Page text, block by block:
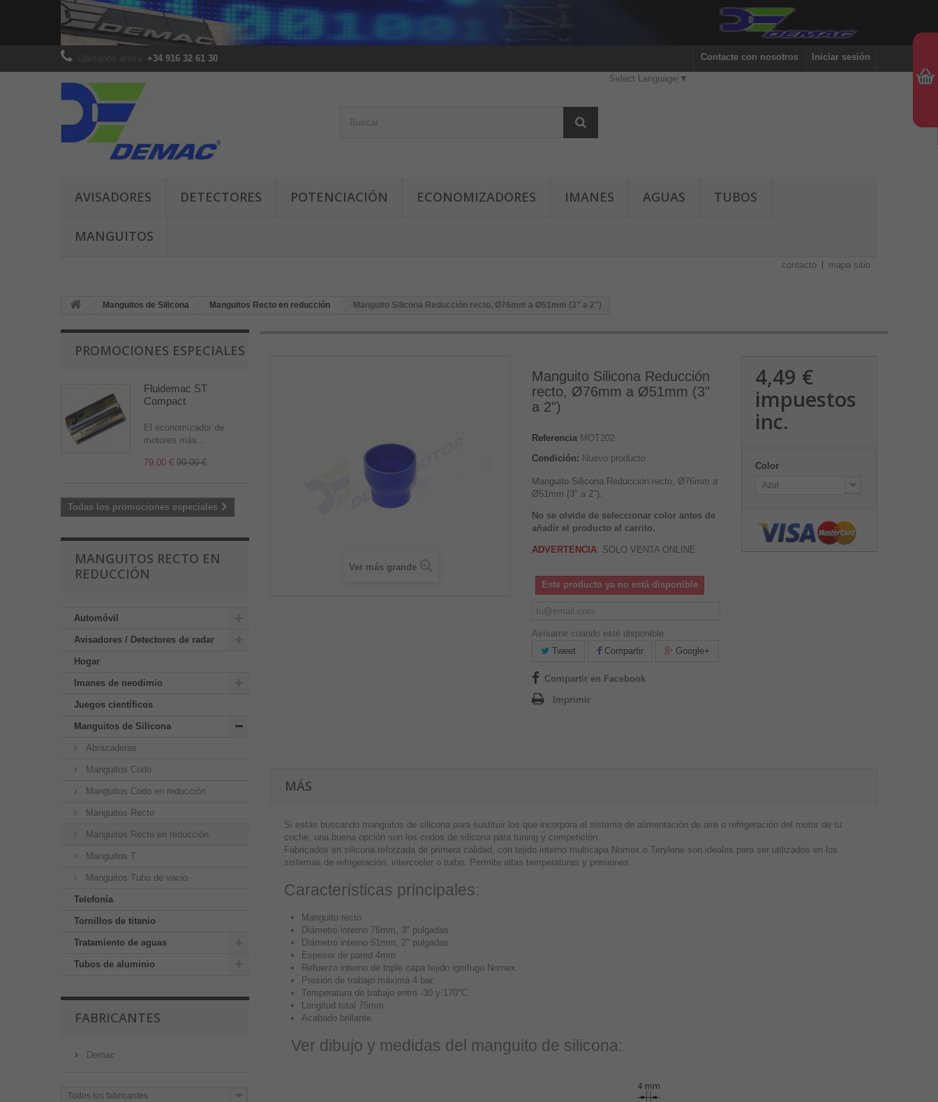
Iniciar sesión
Contacte con nosotros
+34 916 32 61 30
AVISADORES DETECTORES POTENCIACIÓN ECONOMIZADORES IMANES AGUAS TUBOS
MANGUITOS
contacto mapa sitio
Select Language ▼
Manguitos de Silicona Manguitos Recto en reducción Manguito Silicona Reducción recto, Ø76mm a Ø51mm (3" a 2")
PROMOCIONES ESPECIALES
Fluidemac ST
Compact
El economizador de
motores más...
79,00 € 99,00 €
Todas los promociones especiales
MANGUITOS RECTO EN
REDUCCIÓN
Automóvil
Avisadores / Detectores de radar
Hogar
Imanes de neodimio
Juegos científicos
Manguitos de Silicona
Abrazaderas
Manguitos Codo
Manguitos Codo en reducción
Manguitos Recto
Manguitos Recto en reducción
Manguitos T
Manguitos Tubo de vacio
Telefonía
Tornillos de titanio
Tratamiento de aguas
Tubos de aluminio
FABRICANTES
Demac
Todos los fabricantes
Ver más grande
Manguito Silicona Reducción
recto, Ø76mm a Ø51mm (3"
a 2")
Referencia MOT202
Condición: Nuevo producto
Manguito Silicona Reducción recto, Ø76mm a
Ø51mm (3" a 2").
No se olvide de seleccionar color antes de
añadir el producto al carrito.
ADVERTENCIA: SOLO VENTA ONLINE
Este producto ya no está disponible
Avísame cuando esté disponible
Tweet
Compartir Google+
Compartir en Facebook
Imprimir
4,49 €
impuestos
inc.
Color
Azul
MÁS
Si estás buscando manguitos de silicona para sustituir los que incorpora el sistema de alimentación de aire o refrigeración del motor de tu
coche, una buena opción son los codos de silicona para tuning y competición.
Fabricados en silicona reforzada de primera calidad, con tejido interno multicapa Nomex o Terylene son ideales para ser utilizados en los
sistemas de refrigeración, intercooler o turbo. Permite altas temperaturas y presiones.
Características principales:
Manguito recto.
Diámetro interno 76mm, 3" pulgadas
Diámetro interno 51mm, 2" pulgadas
Espesor de pared 4mm
Refuerzo interno de triple capa tejido ignífugo Nomex.
Presión de trabajo máxima 4 bar.
Temperatura de trabajo entre -30 y 170°C.
Longitud total 75mm
Acabado brillante.
Ver dibujo y medidas del manguito de silicona: